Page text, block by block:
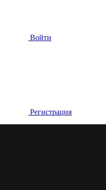
Войти
Регистрация